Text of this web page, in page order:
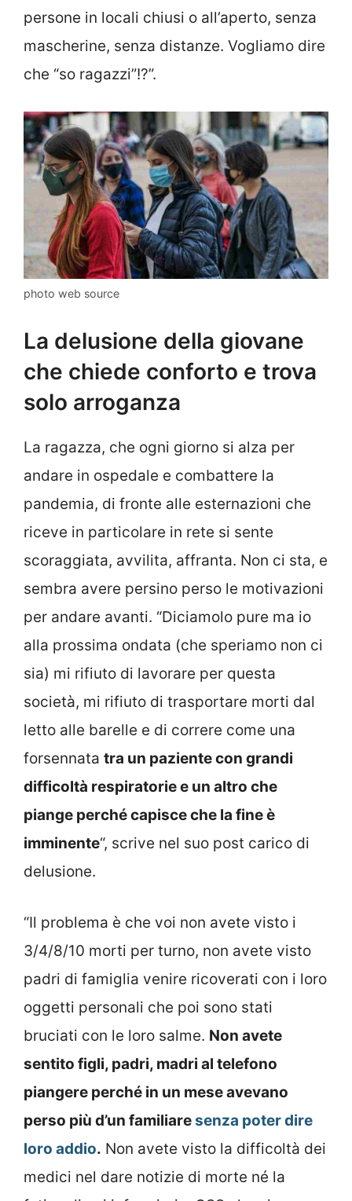
persone in locali chiusi o all’aperto, senza
mascherine, senza distanze. Vogliamo dire
che “so ragazzi”!?”.
photo web source
La delusione della giovane
che chiede conforto e trova
solo arroganza
La ragazza, che ogni giorno si alza per
andare in ospedale e combattere la
pandemia, di fronte alle esternazioni che
riceve in particolare in rete si sente
scoraggiata, avvilita, affranta. Non ci sta, e
sembra avere persino perso le motivazioni
per andare avanti. “Diciamolo pure ma io
alla prossima ondata (che speriamo non ci
sia) mi rifiuto di lavorare per questa
società, mi rifiuto di trasportare morti dal
letto alle barelle e di correre come una
forsennata tra un paziente con grandi
difficoltà respiratorie e un altro che
piange perché capisce che la fine è
imminente“, scrive nel suo post carico di
delusione.
“Il problema è che voi non avete visto i
3/4/8/10 morti per turno, non avete visto
padri di famiglia venire ricoverati con i loro
oggetti personali che poi sono stati
bruciati con le loro salme. Non avete
sentito figli, padri, madri al telefono
piangere perché in un mese avevano
perso più d’un familiaresenza poter dire
loro addio. Non avete visto la difficoltà dei
medici nel dare notizie di morte né la